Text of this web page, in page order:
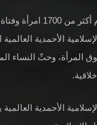
في خطابٍ أمام أكثر
الأحمدية
المرأة، وحثّ النساء
الأحمدية